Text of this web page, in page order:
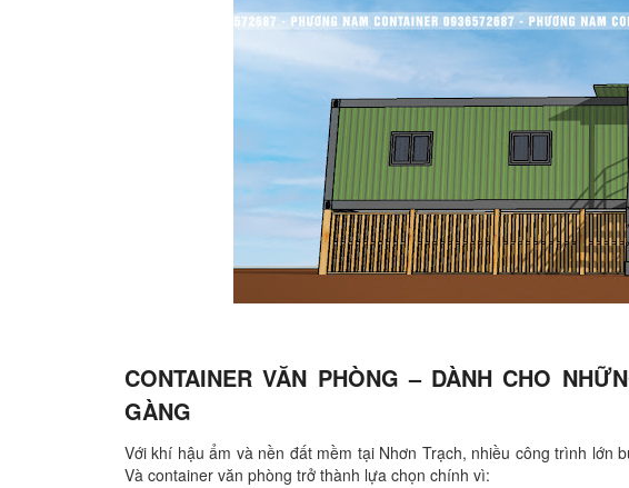
CONTAINER VĂN PHÒNG – DÀNH CHO
GÀNG
Với khí hậu ẩm và nền đất mềm tại Nhơn Trạch, nhiều công trình lớn
Và container văn phòng trở thành lựa chọn chính vì: